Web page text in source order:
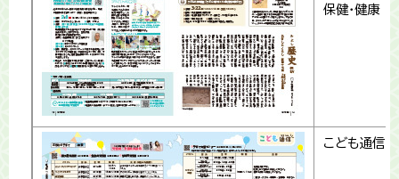
保健・健康
こども通信